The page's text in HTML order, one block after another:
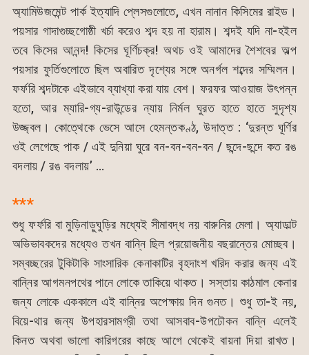
অ্যামিউজমেন্ট পার্ক ইত্যাদি প্লেসগুলোতে, এখন নানান কিসিমের রাইড।
পয়সার গাদাগুচ্ছগোষ্ঠী খর্চা করেও শব্দ হয় না হারাম। শব্দই যদি না-হইল
তবে কিসের আনন্দ! কিসের ঘূর্ণিচক্র! অথচ ওই আমাদের শৈশবের অল্প
পয়সার ফুর্তিগুলোতে ছিল অবারিত দৃশ্যের সঙ্গে অনর্গল শব্দের সম্মিলন।
ফর্ফরি শব্দটাকে এইভাবে ব্যাখ্যা করা যায় বেশ। ফরফর আওয়াজ উৎপন্ন
হতো, আর ম্যারি-গ্য-রাউন্ডের ন্যায় নির্মল ঘুরত হাতে হাতে সুদৃশ্য
উজ্জ্বল। কোত্থেকে ভেসে আসে হেমন্তকণ্ঠ, উদাত্ত : ‘দুরন্ত ঘূর্ণির
ওই লেগেছে পাক / এই দুনিয়া ঘুরে বন-বন-বন-বন / ছন্দে-ছন্দে কত রঙ
বদলায় / রঙ বদলায়’ …
***
শুধু ফর্ফরি বা মুড়িনাড়ুঘুড়ির মধ্যেই সীমাবদ্ধ নয় বারুনির মেলা। অ্যাডাল্ট
অভিভাবকদের মধ্যেও তখন বান্নি ছিল প্রয়োজনীয় বছরান্তের মোচ্ছব।
সম্বচ্ছরের টুকিটাকি সাংসারিক কেনাকাটির বৃহদাংশ খরিদ করার জন্য এই
বান্নির আগমনপথের পানে লোকে তাকিয়ে থাকত। সস্তায় কাঠমাল কেনার
জন্য লোকে এককালে এই বান্নির অপেক্ষায় দিন গুনত। শুধু তা-ই নয়,
বিয়ে-থার জন্য উপহারসামগ্রী তথা আসবাব-উপঢৌকন বান্নি এলেই
কিনত অথবা ভালো কারিগরের কাছে আগে থেকেই বায়না দিয়া রাখত।